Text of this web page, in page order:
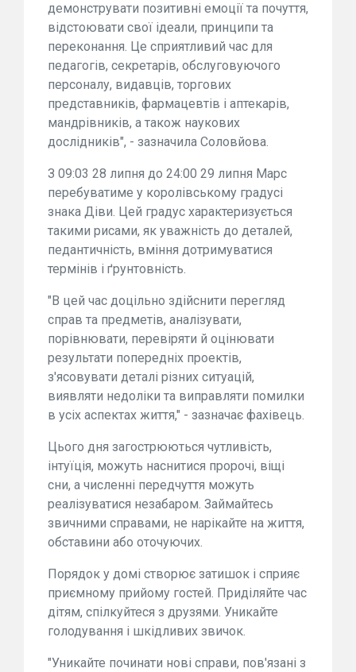
демонструвати позитивні емоції та почуття,
відстоювати свої ідеали, принципи та
переконання. Це сприятливий час для
педагогів, секретарів, обслуговуючого
персоналу, видавців, торгових
представників, фармацевтів і аптекарів,
мандрівників, а також наукових
дослідників", - зазначила Соловйова.
З 09:03 28 липня до 24:00 29 липня Марс
перебуватиме у королівському градусі
знака Діви. Цей градус характеризується
такими рисами, як уважність до деталей,
педантичність, вміння дотримуватися
термінів і ґрунтовність.
"В цей час доцільно здійснити перегляд
справ та предметів, аналізувати,
порівнювати, перевіряти й оцінювати
результати попередніх проектів,
з'ясовувати деталі різних ситуацій,
виявляти недоліки та виправляти помилки
в усіх аспектах життя," - зазначає фахівець.
Цього дня загострюються чутливість,
інтуїція, можуть наснитися пророчі, віщі
сни, а численні передчуття можуть
реалізуватися незабаром. Займайтесь
звичними справами, не нарікайте на життя,
обставини або оточуючих.
Порядок у домі створює затишок і сприяє
приємному прийому гостей. Приділяйте час
дітям, спілкуйтеся з друзями. Уникайте
голодування і шкідливих звичок.
"Уникайте починати нові справи, пов'язані з